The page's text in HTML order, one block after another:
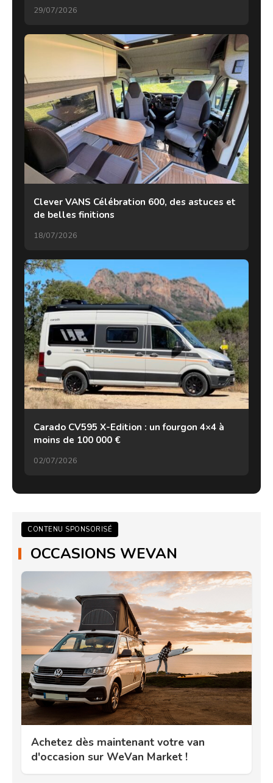
29/07/2026
Clever VANS Célébration 600, des astuces et
de belles finitions
18/07/2026
Carado CV595 X-Edition : un fourgon 4×4 à
moins de 100 000 €
02/07/2026
CONTENU SPONSORISÉ
OCCASIONS WEVAN
Achetez dès maintenant votre van
d'occasion sur WeVan Market !